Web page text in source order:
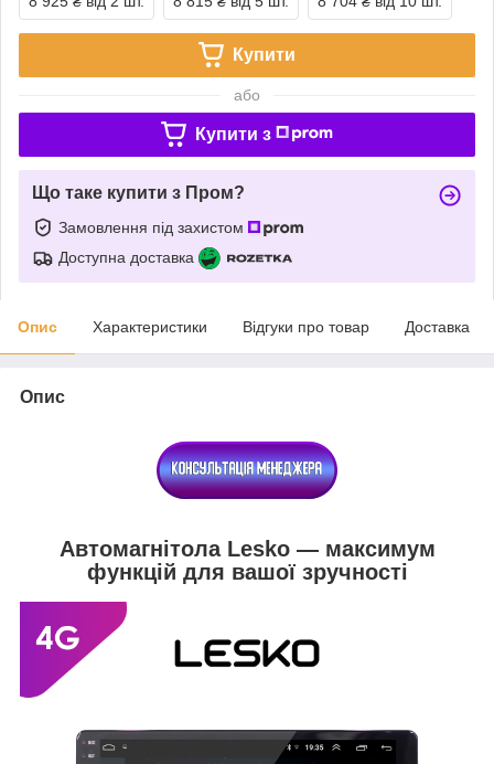
Купити
або
Купити з
Що таке купити з Пром?
Замовлення під захистом
Доступна доставка
Опис Характеристики Відгуки про товар Доставка
Опис
Автомагнітола Lesko — максимум
функцій для вашої зручності